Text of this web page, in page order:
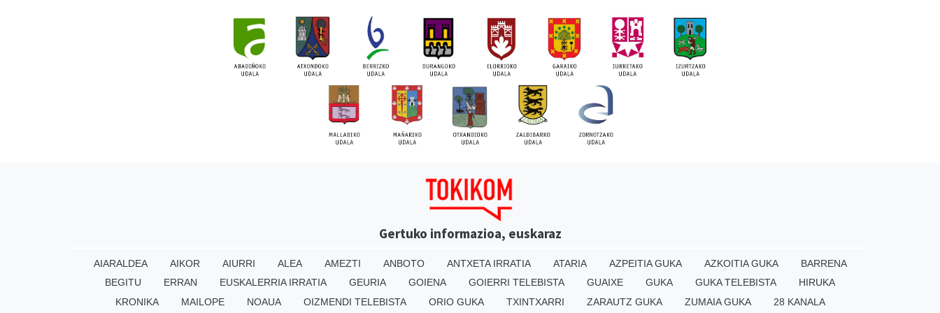
Gertuko informazioa, euskaraz
AIARALDEA AIKOR AIURRI ALEA AMEZTI ANBOTO ANTXETA IRRATIA ATARIA AZPEITIA GUKA AZKOITIA GUKA
BARRENA
BEGITU
ERRAN EUSKALERRIA IRRATIA GEURIA GOIENA GOIERRI TELEBISTA GUAIXE GUKA GUKA TELEBISTA
HIRUKA
KRONIKA
MAILOPE NOAUA OIZMENDI TELEBISTA ORIO GUKA TXINTXARRI ZARAUTZ GUKA ZUMAIA GUKA 28 KANALA